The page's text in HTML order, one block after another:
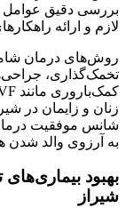
بررسی دقیق عوامل
لازم و ارائه
روش‌های درمان
تخمک‌گذاری،
زنان و زایمان در
شانس موفقیت
به آرزوی والد شدن
بهبود
شیراز